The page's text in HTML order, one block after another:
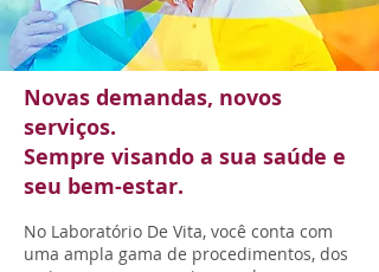
Novas demandas, novos
serviços.
Sempre visando a sua saúde e
seu bem-estar.
No Laboratório De Vita, você conta com
uma ampla gama de procedimentos, dos